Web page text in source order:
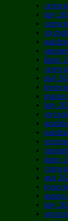
luty
lipiec
maj
luty
lipiec
maj
luty